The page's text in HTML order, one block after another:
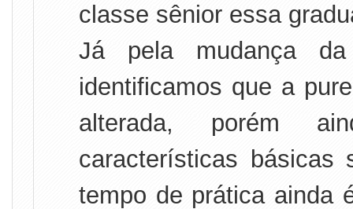
classe sênior essa
Já pela mudança
identificamos que a
alterada, porém
características básicas
tempo de prática ainda